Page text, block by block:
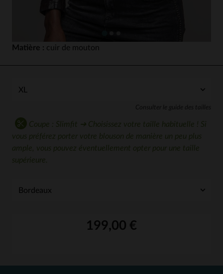
Matière : cuir de mouton
Consulter le guide des tailles
Coupe : Slimfit ➔ Choisissez votre taille habituelle ! Si
vous préférez porter votre blouson de manière un peu plus
ample, vous pouvez éventuellement opter pour une taille
supérieure.
199,00 €